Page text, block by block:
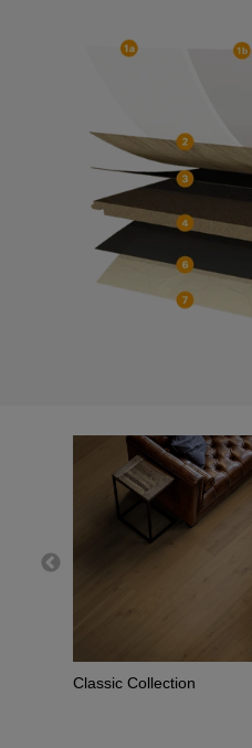
Classic Collection